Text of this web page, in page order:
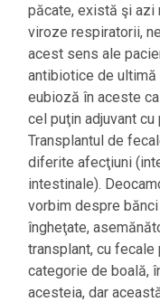
păcate, există şi azi
viroze respiratorii,
acest sens ale
antibiotice de
eubioză în aceste
cel puţin adjuvant
Transplantul de
diferite afecţiuni
intestinale).
vorbim despre
îngheţate,
transplant, cu
categorie de boală,
acesteia, dar